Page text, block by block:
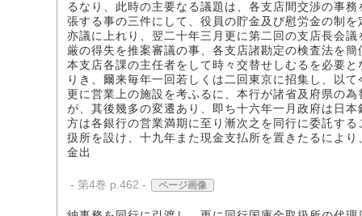
るなり、此時の主要なる議題は、各支店間交渉の事
張する事の三件にして、役員の貯金及び慰労金の制
亦議に上れり、翌二十年三月更に第二回の支店長会
厳の得失を推案審議の事、各支店諸勘定の検査法を
本支店各課の主任者をして時々交替せしむるを必要
りき、爾来毎年一回若しくは二回東京に招集し、以
更に営業上の施設を考ふるに、本行が諸省及府県の
が、其後幾多の変遷あり、即ち十六年一月政府は日
方は各銀行の営業満期に至り漸次之を同行に委託す
扱所を設け、十九年また現金支払所を置きたるによ
金出
- 第4巻 p.462 - ページ画像